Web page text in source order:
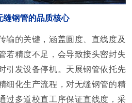
缝钢管的品质核心
输的关键，涵盖圆度、直线度及
若精度不足，会导致接头密封失
引发设备停机。天展钢管依托先
细化生产流程，对无缝钢管的精
过多道校直工序保证直线度，采